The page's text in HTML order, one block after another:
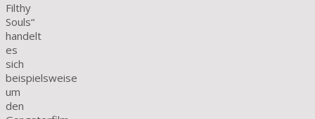
Filthy
Souls“
handelt
es
sich
beispielsweise
um
den